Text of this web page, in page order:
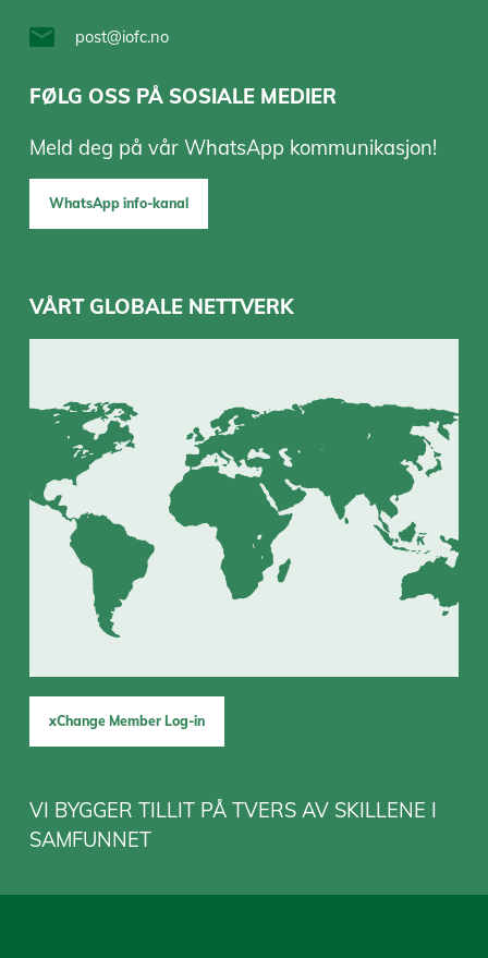
post@iofc.no
FØLG OSS PÅ SOSIALE MEDIER
Meld deg på vår WhatsApp kommunikasjon!
WhatsApp info-kanal
VÅRT GLOBALE NETTVERK
xChange Member Log-in
VI BYGGER TILLIT PÅ TVERS AV SKILLENE I
SAMFUNNET